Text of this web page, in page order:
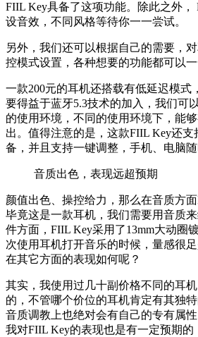
FIIL Key具备了这项功能。除此之外，
设音效，不同风格等待你一一尝试。
另外，我们还可以根据自己的需要，
控模式设置，各种想要的功能都可以一
一款200元的耳机还搭载有低延迟模式
要得益于蓝牙5.3技术的加入，我们可
的使用环境，不同的使用环境下，能
出。值得注意的是，这款FIIL Key还支
备，并且支持一键调整，手机、电脑随
音质出色，表现远超预期
颜值出色、操控给力，那么在音质方
毕竟这是一款耳机，我们需要用音质
件方面，FIIL Key采用了13mm大动圈
次使用耳机打开音乐的时候，量感很
在其它方面的表现如何呢？
其实，我使用过几十副价格不同的耳
的，不管哪个价位的耳机肯定有其独
音质调教上也绝对会有自己的专有属
我对FIIL Key的表现也是有一定预期的